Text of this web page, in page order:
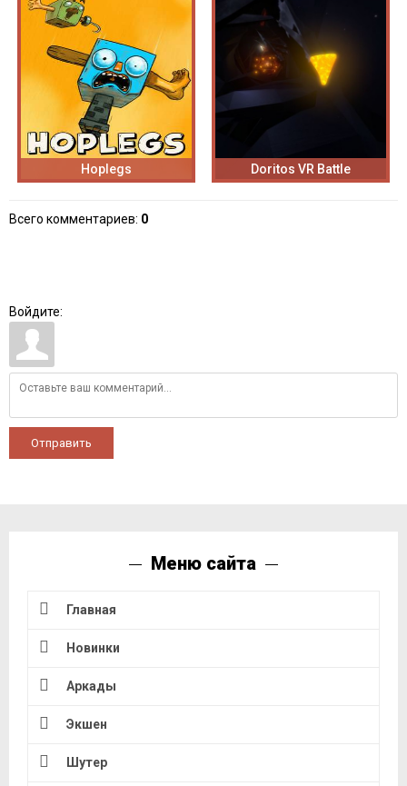
Hoplegs Doritos VR Battle
Всего комментариев: 0
Войдите:
Отправить
Меню сайта
Главная
Новинки
Аркады
Экшен
Шутер